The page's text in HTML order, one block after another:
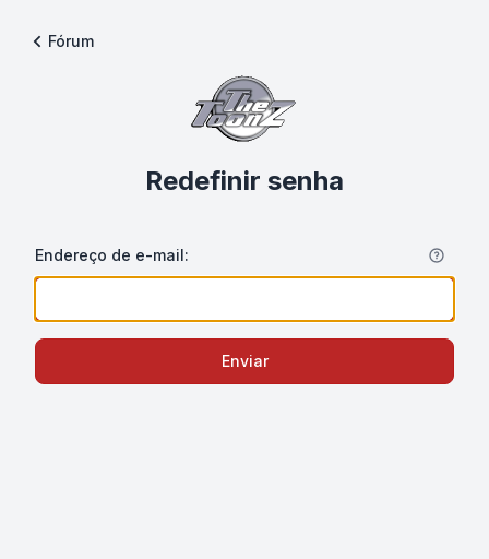
Fórum
Redefinir senha
Endereço de e-mail:
Enviar